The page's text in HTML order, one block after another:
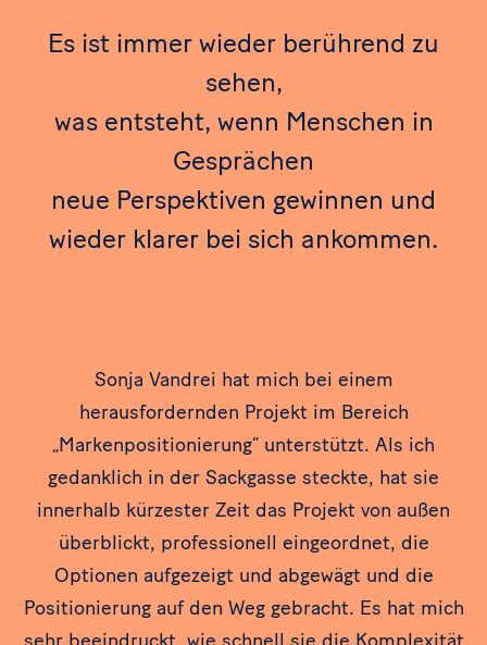
Es ist immer wieder berührend zu
sehen,
was entsteht, wenn Menschen in
Gesprächen
neue Perspektiven gewinnen und
wieder klarer bei sich ankommen.
Sonja Vandrei hat mich bei einem
herausfordernden Projekt im Bereich
„Markenpositionierung“ unterstützt. Als ich
gedanklich in der Sackgasse steckte, hat sie
innerhalb kürzester Zeit das Projekt von außen
überblickt, professionell eingeordnet, die
Optionen aufgezeigt und abgewägt und die
Positionierung auf den Weg gebracht. Es hat mich